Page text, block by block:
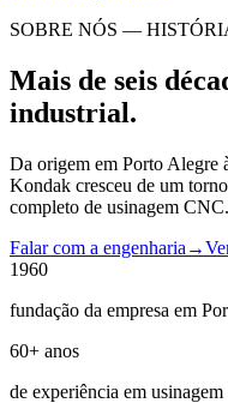
SOBRE NÓS —
Mais de seis
industrial.
Da origem em Porto Alegre
Kondak cresceu de um
completo de usinagem CNC.
Falar com a engenharia →
1960
fundação da empresa em
60+ anos
de experiência em usinagem